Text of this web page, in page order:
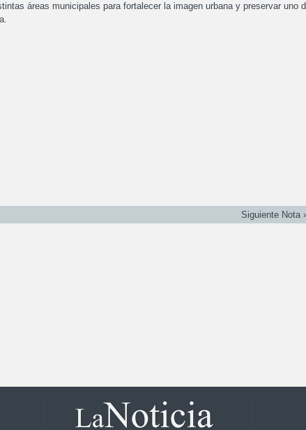
áreas municipales para fortalecer la imagen urbana y preservar uno
Siguiente Nota